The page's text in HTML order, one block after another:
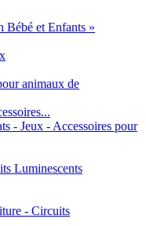
Bébé et Enfants »
animaux de
- Jeux - Accessoires pour
Luminescents
- Circuits